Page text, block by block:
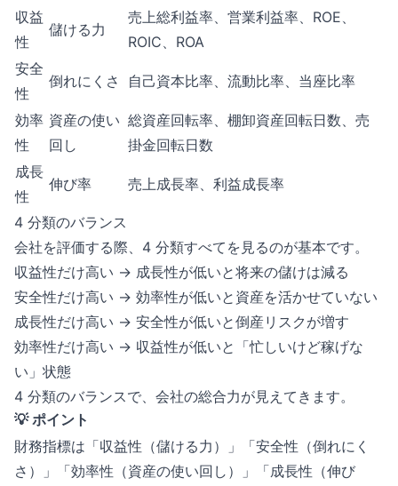
収益
性
儲ける力
売上総利益率、営業利益率、ROE、
ROIC、ROA
安全
性
倒れにくさ 自己資本比率、流動比率、当座比率
効率
性
資産の使い
回し
総資産回転率、棚卸資産回転日数、売
掛金回転日数
成長
性
伸び率 売上成長率、利益成長率
4 分類のバランス
会社を評価する際、4 分類すべてを見るのが基本です。
収益性だけ高い → 成長性が低いと将来の儲けは減る
安全性だけ高い → 効率性が低いと資産を活かせていない
成長性だけ高い → 安全性が低いと倒産リスクが増す
効率性だけ高い → 収益性が低いと「忙しいけど稼げな
い」状態
4 分類のバランスで、会社の総合力が見えてきます。
💡 ポイント
財務指標は「収益性（儲ける力）」「安全性（倒れにく
さ）」「効率性（資産の使い回し）」「成長性（伸び